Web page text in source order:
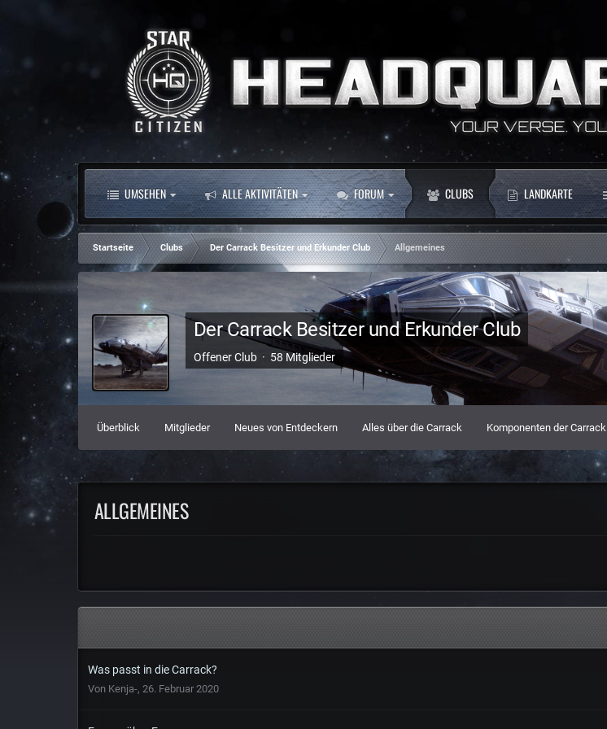
UMSEHEN ALLE AKTIVITÄTEN FORUM CLUBS LANDKARTE
Startseite Clubs Der Carrack Besitzer und Erkunder Club
Allgemeines
Der Carrack Besitzer und Erkunder Club
Offener Club · 58 Mitglieder
Überblick Mitglieder Neues von Entdeckern Alles über die Carrack Komponenten der Carrack
ALLGEMEINES
Was passt in die Carrack?
Von Kenja-, 26. Februar 2020